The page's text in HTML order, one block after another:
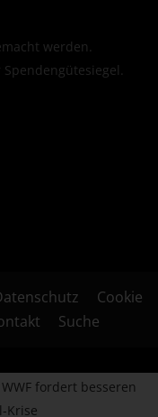
werden.
Spendengütesiegel.
Cookie
Suche
fordert besseren
Krise